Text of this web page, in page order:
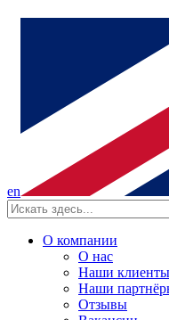
en
О компании
О нас
Наши клиенты
Наши
Отзывы